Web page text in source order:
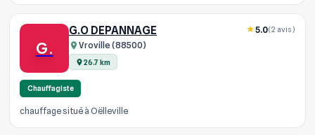
G.
G.O DEPANNAGE
Vroville (88500)
26.7 km
5.0(2 avis)
Chauffagiste
chauffage situé à Oëlleville